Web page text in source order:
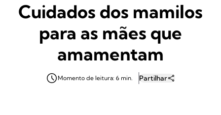
Cuidados dos mamilos
para as mães que
amamentam
Momento de leitura: 6 min. Partilhar